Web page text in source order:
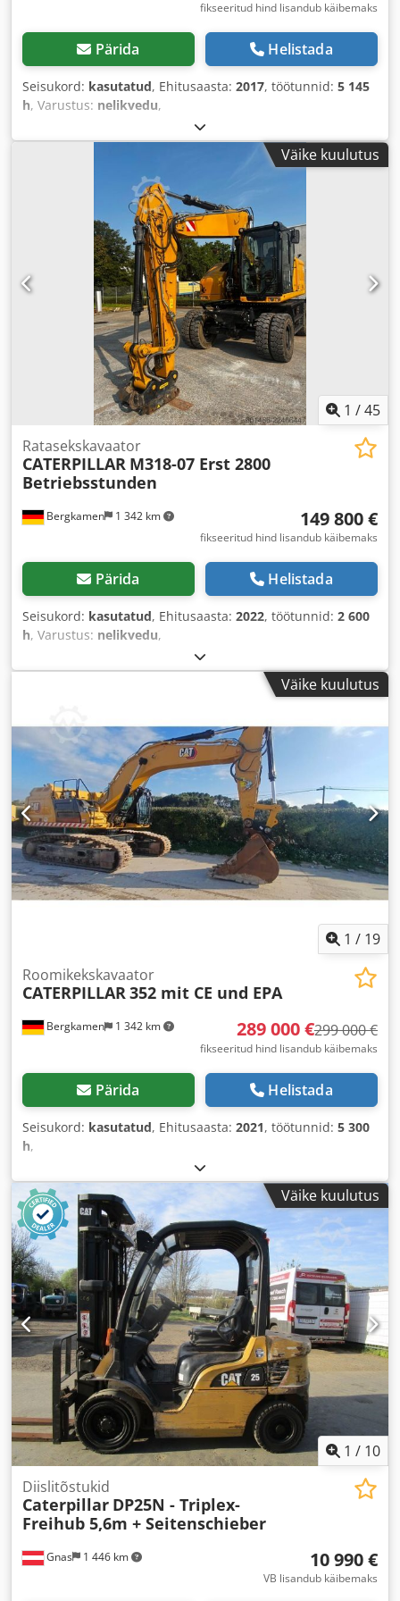
fikseeritud hind lisandub käibemaks
Pärida Helistada
Seisukord: kasutatud, Ehitusaasta: 2017, töötunnid: 5 145
h, Varustus: nelikvedu,
Väike kuulutus
1 /45
Bergkamen 1 342 km
Ratasekskavaator
CATERPILLAR M318-07 Erst 2800
Betriebsstunden
149 800 €
fikseeritud hind lisandub käibemaks
Pärida Helistada
Seisukord: kasutatud, Ehitusaasta: 2022, töötunnid: 2 600
h, Varustus: nelikvedu,
Väike kuulutus
1 / 19
Bergkamen 1 342 km
Roomikekskavaator
CATERPILLAR352 mit CE und EPA
289 000 €299 000 €
fikseeritud hind lisandub käibemaks
Pärida Helistada
Seisukord: kasutatud, Ehitusaasta: 2021, töötunnid: 5 300
h,
Väike kuulutus
1 / 10
Gnas 1 446 km
Diislitõstukid
Caterpillar DP25N - Triplex-
Freihub 5,6m + Seitenschieber
10 990 €
VB lisandub käibemaks